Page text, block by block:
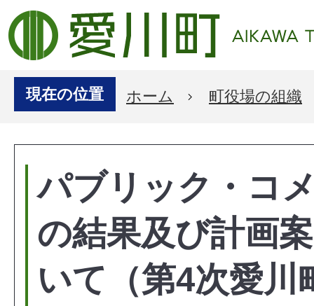
現在の位置 ホーム 町役場の組織
パブリック・コ
の結果及び計画
いて（第4次愛川